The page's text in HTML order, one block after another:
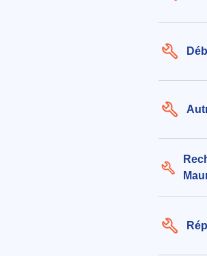
le 06/08/
Fuite
Goarda à
le 06/08/